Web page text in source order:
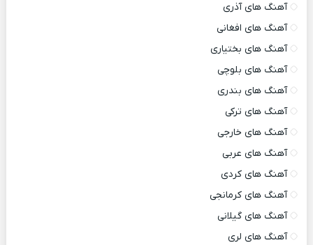
آهنگ های آذری
آهنگ های افغانی
آهنگ های بختیاری
آهنگ های بلوچی
آهنگ های بندری
آهنگ های ترکی
آهنگ های خارجی
آهنگ های عربی
آهنگ های کردی
آهنگ های کرمانجی
آهنگ های گیلانی
آهنگ های لری